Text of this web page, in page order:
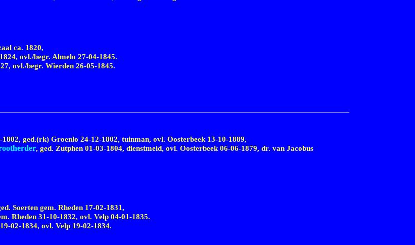
ca. 1820,
ovl./begr. Almelo 27-04-1845.
ovl./begr. Wierden 26-05-1845.
1802, ged.(rk) Groenlo 24-12-1802, tuinman, ovl. Oosterbeek 13-10-1889,
, ged. Zutphen 01-03-1804, dienstmeid, ovl. Oosterbeek 06-06-1879, dr. van Jacobus
Soerten gem. Rheden 17-02-1831,
Rheden 31-10-1832, ovl. Velp 04-01-1835.
19-02-1834, ovl. Velp 19-02-1834.